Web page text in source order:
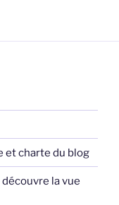
et charte du blog
la vue